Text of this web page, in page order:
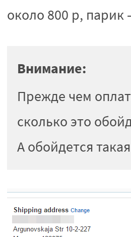
около 800 р, парик
Внимание:
Прежде чем
сколько это
А обойдется